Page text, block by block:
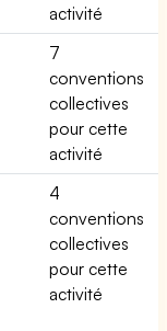
activité
7
conventions
collectives
pour cette
activité
4
conventions
collectives
pour cette
activité